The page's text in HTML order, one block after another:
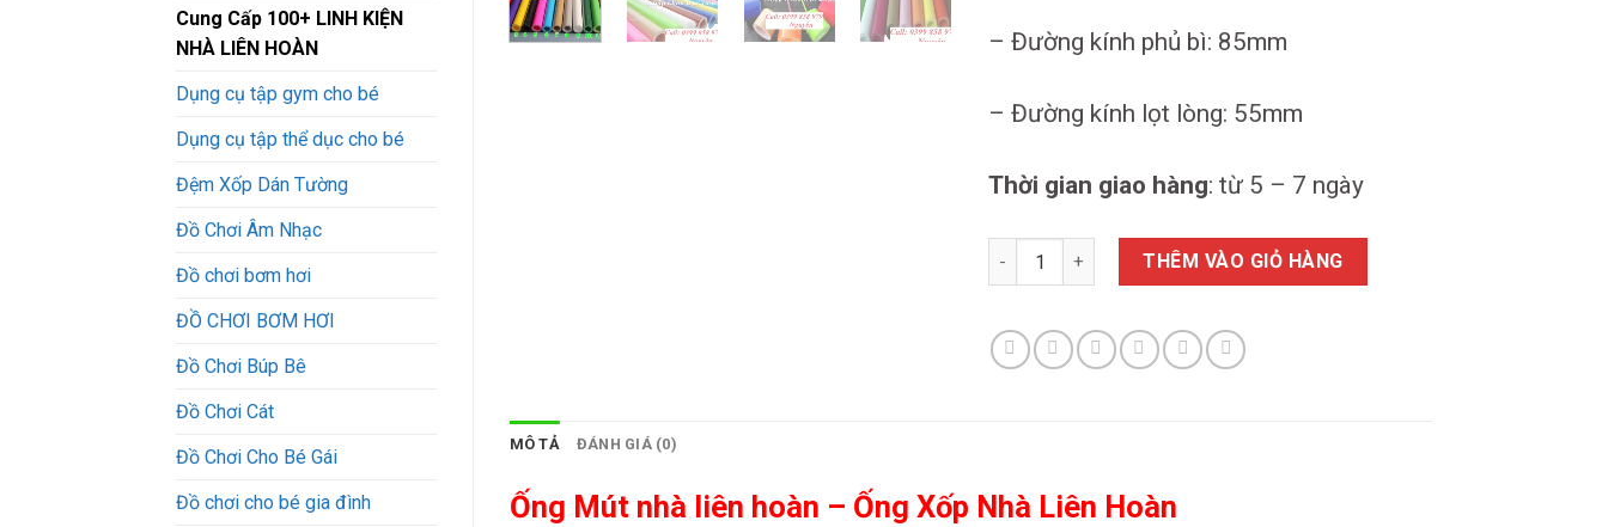
Cung Cấp 100+ LINH KIỆN
NHÀ LIÊN HOÀN
Dụng cụ tập gym cho bé
Dụng cụ tập thể dục cho bé
Đệm Xốp Dán Tường
Đồ Chơi Âm Nhạc
Đồ chơi bơm hơi
ĐỒ CHƠI BƠM HƠI
Đồ Chơi Búp Bê
Đồ Chơi Cát
Đồ Chơi Cho Bé Gái
Đồ chơi cho bé gia đình
– Đường kính phủ bì: 85mm
– Đường kính lọt lòng: 55mm
Thời gian giao hàng: từ 5 – 7 ngày
ỐNG MÚT Nhà Liên Hoàn dài 2.5m số lượng
THÊM VÀO GIỎ HÀNG
MÔ TẢ ĐÁNH GIÁ (0)
Ống Mút nhà liên hoàn – Ống Xốp Nhà Liên Hoàn